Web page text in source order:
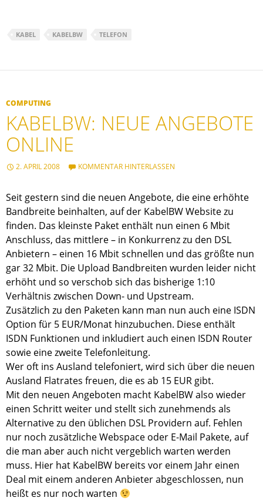
KABEL KABELBW TELEFON
COMPUTING
KABELBW: NEUE ANGEBOTE
ONLINE
2. APRIL 2008 KOMMENTAR HINTERLASSEN
Seit gestern sind die neuen Angebote, die eine erhöhte
Bandbreite beinhalten, auf der KabelBW Website zu
finden. Das kleinste Paket enthält nun einen 6 Mbit
Anschluss, das mittlere – in Konkurrenz zu den DSL
Anbietern – einen 16 Mbit schnellen und das größte nun
gar 32 Mbit. Die Upload Bandbreiten wurden leider nicht
erhöht und so verschob sich das bisherige 1:10
Verhältnis zwischen Down- und Upstream.
Zusätzlich zu den Paketen kann man nun auch eine ISDN
Option für 5 EUR/Monat hinzubuchen. Diese enthält
ISDN Funktionen und inkludiert auch einen ISDN Router
sowie eine zweite Telefonleitung.
Wer oft ins Ausland telefoniert, wird sich über die neuen
Ausland Flatrates freuen, die es ab 15 EUR gibt.
Mit den neuen Angeboten macht KabelBW also wieder
einen Schritt weiter und stellt sich zunehmends als
Alternative zu den üblichen DSL Providern auf. Fehlen
nur noch zusätzliche Webspace oder E-Mail Pakete, auf
die man aber auch nicht vergeblich warten werden
muss. Hier hat KabelBW bereits vor einem Jahr einen
Deal mit einem anderen Anbieter abgeschlossen, nun
heißt es nur noch warten